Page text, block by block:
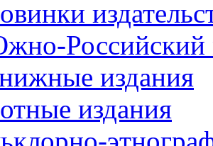
Российский
издания
издания